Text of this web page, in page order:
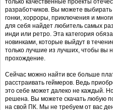
разработчиков. Вы можете
гонки, хорроры, приключения и
для себя найдет любитель самых
инди или ретро. Эта категория
новинками, которые выйдут в
только лучшие из лучших, чтобы вы
прохождение.
Сейчас можно найти все больше
расстраивать геймеров. Ведь
это себе может далеко не каждый.
решена. Вы можете скачать любую
на свой ПК. Мы не требуем от вас